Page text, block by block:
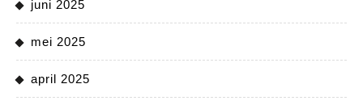
juni 2025
mei 2025
april 2025